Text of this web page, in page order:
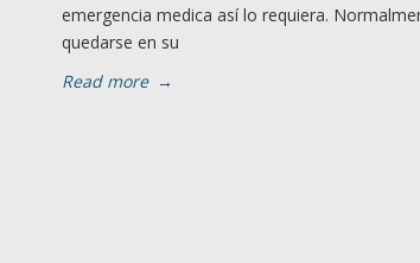
emergencia medica así lo requiera.
quedarse en su
Read more →